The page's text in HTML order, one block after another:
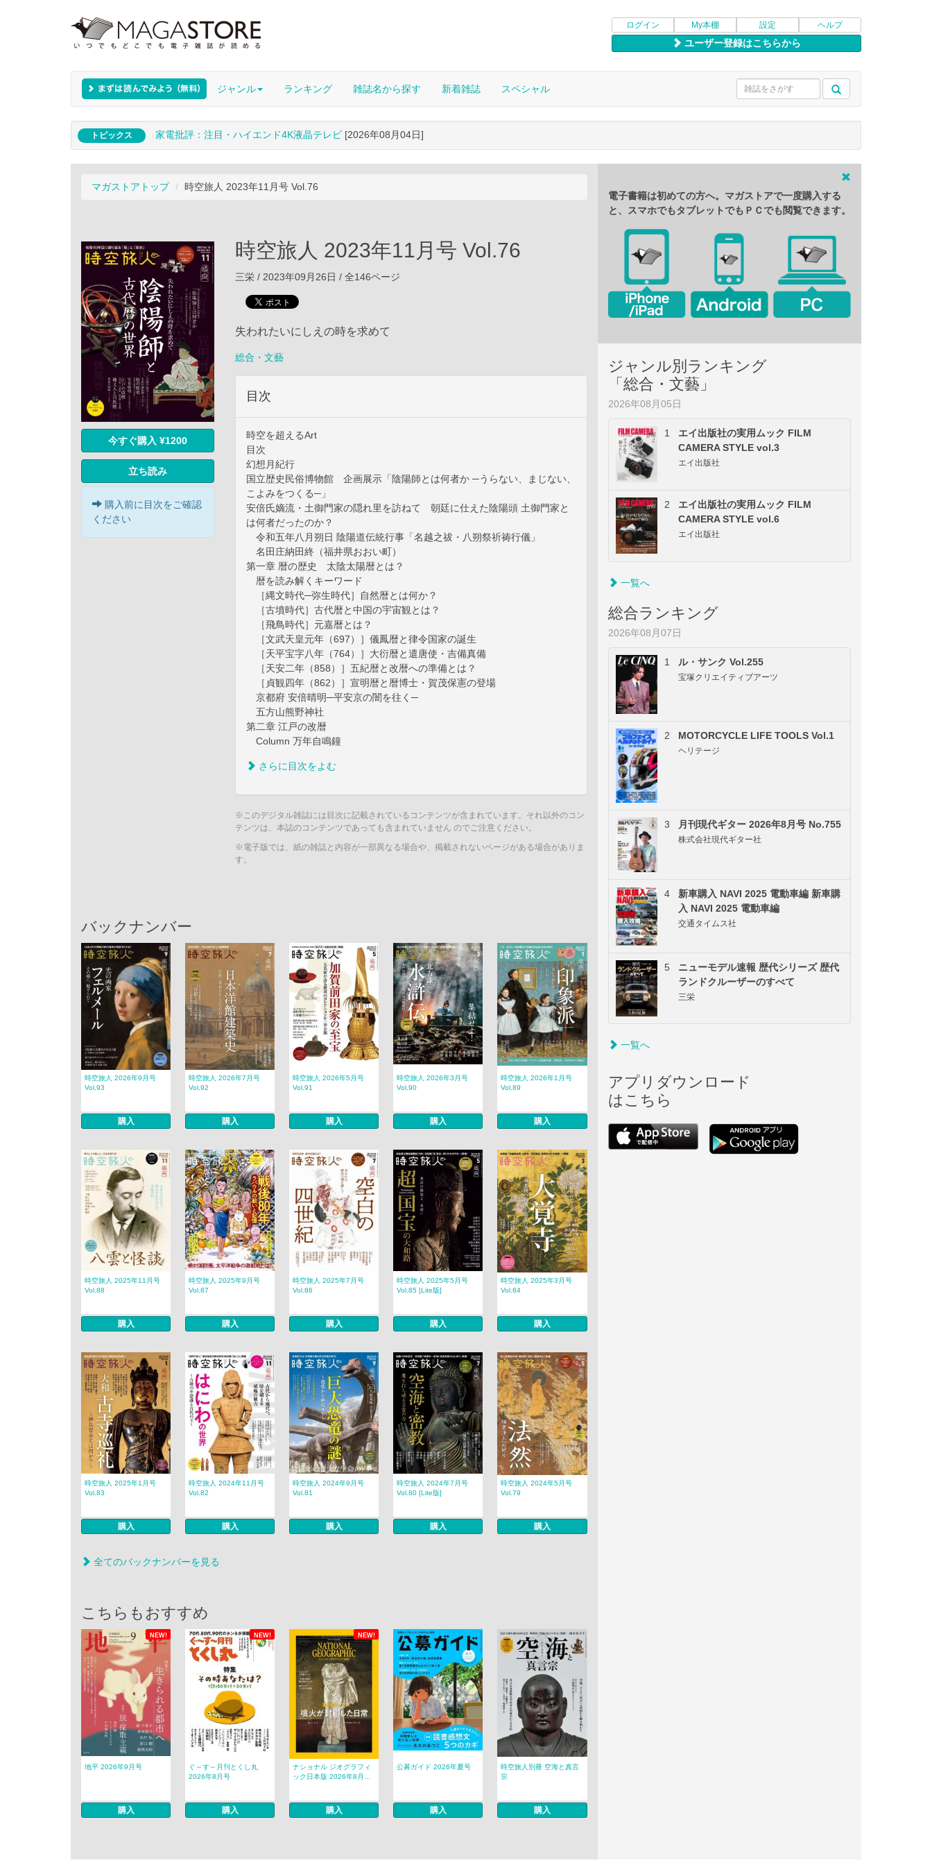
ログイン My本棚 設定 ヘルプ
ユーザー登録はこちらから
ジャンル ランキング 雑誌名から探す 新着雑誌 スペシャル
トピックス 家電批評：注目・ハイエンド4K液晶テレビ [2026年08月04日]
マガストアトップ 時空旅人 2023年11月号 Vol.76
今すぐ購入 ¥1200
立ち読み
購入前に目次をご確認
ください
時空旅人 2023年11月号 Vol.76
三栄 / 2023年09月26日 / 全146ページ
失われたいにしえの時を求めて
総合・文藝
目次
時空を超えるArt
目次
幻想月紀行
国立歴史民俗博物館 企画展示「陰陽師とは何者か ─うらない、まじない、
こよみをつくる─」
安倍氏嫡流・土御門家の隠れ里を訪ねて 朝廷に仕えた陰陽頭 土御門家と
は何者だったのか？
令和五年八月朔日 陰陽道伝統行事「名越之祓・八朔祭祈祷行儀」
名田庄納田終（福井県おおい町）
第一章 暦の歴史 太陰太陽暦とは？
暦を読み解くキーワード
［縄文時代─弥生時代］自然暦とは何か？
［古墳時代］古代暦と中国の宇宙観とは？
［飛鳥時代］元嘉暦とは？
［文武天皇元年（697）］儀鳳暦と律令国家の誕生
［天平宝字八年（764）］大衍暦と遣唐使・吉備真備
［天安二年（858）］五紀暦と改暦への準備とは？
［貞観四年（862）］宣明暦と暦博士・賀茂保憲の登場
京都府 安倍晴明─平安京の闇を往く─
五方山熊野神社
第二章 江戸の改暦
Column 万年自鳴鐘
さらに目次をよむ
※このデジタル雑誌には目次に記載されているコンテンツが含まれています。それ以外のコン
テンツは、本誌のコンテンツであっても含まれていません のでご注意ください。
※電子版では、紙の雑誌と内容が一部異なる場合や、掲載されないページがある場合がありま
す。
バックナンバー
時空旅人 2026年9月号
Vol.93
購入
時空旅人 2026年7月号
Vol.92
購入
時空旅人 2026年5月号
Vol.91
購入
時空旅人 2026年3月号
Vol.90
購入
時空旅人 2026年1月号
Vol.89
購入
時空旅人 2025年11月号
Vol.88
購入
時空旅人 2025年9月号
Vol.87
購入
時空旅人 2025年7月号
Vol.86
購入
時空旅人 2025年5月号
Vol.85 [Lite版]
購入
時空旅人 2025年3月号
Vol.84
購入
時空旅人 2025年1月号
Vol.83
購入
時空旅人 2024年11月号
Vol.82
購入
時空旅人 2024年9月号
Vol.81
購入
時空旅人 2024年7月号
Vol.80 [Lite版]
購入
時空旅人 2024年5月号
Vol.79
購入
全てのバックナンバーを見る
こちらもおすすめ
NEW! NEW! NEW!
地平 2026年9月号
購入
ぐ～す～月刊とくし丸
2026年8月号
購入
ナショナル ジオグラフィ
ック日本版 2026年8月...
購入
公募ガイド 2026年夏号
購入
時空旅人別冊 空海と真言
宗
購入
電子書籍は初めての方へ。マガストアで一度購入する
と、スマホでもタブレットでもＰＣでも閲覧できます。
ジャンル別ランキング
「総合・文藝」
2026年08月05日
1
エイ出版社の実用ムック FILM
CAMERA STYLE vol.3
エイ出版社
2
エイ出版社の実用ムック FILM
CAMERA STYLE vol.6
エイ出版社
一覧へ
総合ランキング
2026年08月07日
1 ル・サンク Vol.255
宝塚クリエイティブアーツ
2 MOTORCYCLE LIFE TOOLS Vol.1
ヘリテージ
3 月刊現代ギター 2026年8月号 No.755
株式会社現代ギター社
4
新車購入 NAVI 2025 電動車編 新車購
入 NAVI 2025 電動車編
交通タイムス社
5
ニューモデル速報 歴代シリーズ 歴代
ランドクルーザーのすべて
三栄
一覧へ
アプリダウンロード
はこちら